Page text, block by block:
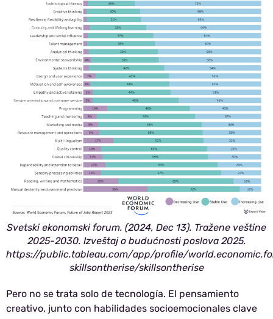
Svetski ekonomski forum. (2024, Dec 13). Tražene veštine
2025-2030. Izveštaj o budućnosti poslova 2025.
https://public.tableau.com/app/profile/
skillsontherise/skillsontherise
Pero no se trata solo de tecnología. El pensamiento
creativo, junto con habilidades socioemocionales clave